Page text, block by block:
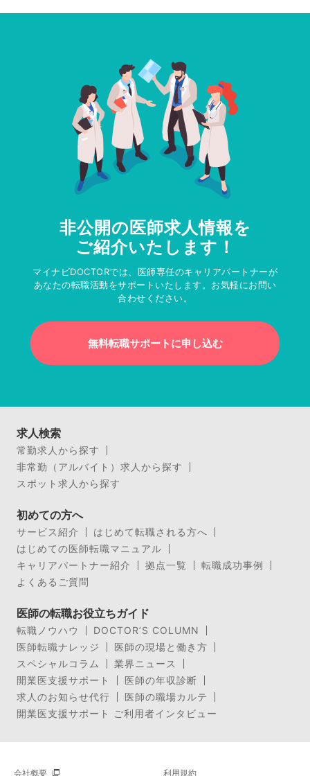
非公開の医師求人情報を
ご紹介いたします！
マイナビDOCTORでは、医師専任のキャリアパートナーが
あなたの転職活動をサポートいたします。お気軽にお問い
合わせください。
無料転職サポートに申し込む
求人検索
常勤求人から探す
非常勤（アルバイト）求人から探す
スポット求人から探す
初めての方へ
サービス紹介
はじめて転職される方へ
はじめての医師転職マニュアル
キャリアパートナー紹介
拠点一覧
転職成功事例
よくあるご質問
医師の転職お役立ちガイド
転職ノウハウ
DOCTOR’S COLUMN
医師転職ナレッジ
医師の現場と働き方
スペシャルコラム
業界ニュース
開業医支援サポート
医師の年収診断
求人のお知らせ代行
医師の職場カルテ
開業医支援サポート ご利用者インタビュー
会社概要 利用規約